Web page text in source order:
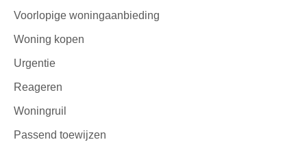
Voorlopige woningaanbieding
Woning kopen
Urgentie
Reageren
Woningruil
Passend toewijzen